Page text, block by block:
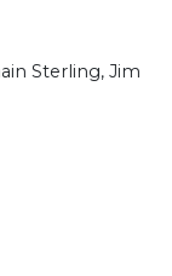
Sterling, Jim